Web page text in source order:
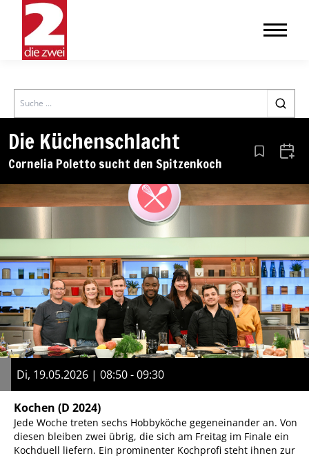
Search
Die Küchenschlacht
Cornelia Poletto sucht den Spitzenkoch Aus den
Di, 19.05.2026 | 08:50 - 09:30
Kochen (D 2024)
Jede Woche treten sechs Hobbyköche gegeneinander an. Von
diesen bleiben zwei übrig, die sich am Freitag im Finale ein
Kochduell liefern. Ein prominenter Kochprofi steht ihnen zur